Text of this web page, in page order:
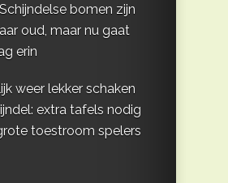
bomen zijn
oud, maar nu gaat
erin
weer lekker schaken
extra tafels nodig
toestroom spelers